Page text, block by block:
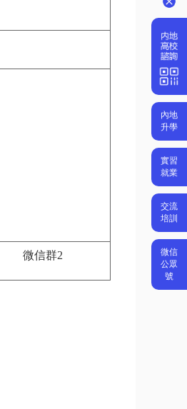
微信群2
內地
升學
實習
就業
交流
培訓
微信
公眾
號